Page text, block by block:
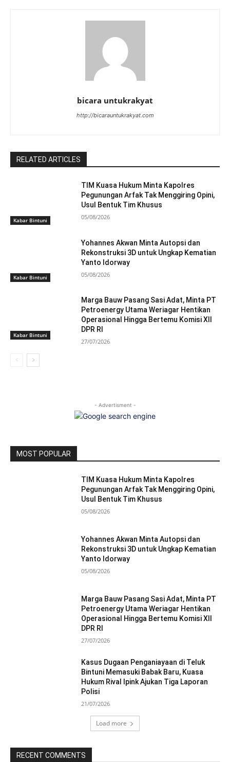
bicara untukrakyat
http://bicarauntukrakyat.com
RELATED ARTICLES
Kabar Bintuni
TIM Kuasa Hukum Minta Kapolres
Pegunungan Arfak Tak Menggiring Opini,
Usul Bentuk Tim Khusus
05/08/2026
Kabar Bintuni
Yohannes Akwan Minta Autopsi dan
Rekonstruksi 3D untuk Ungkap Kematian
Yanto Idorway
05/08/2026
Kabar Bintuni
Marga Bauw Pasang Sasi Adat, Minta PT
Petroenergy Utama Weriagar Hentikan
Operasional Hingga Bertemu Komisi XII
DPR RI
27/07/2026
- Advertisment -
MOST POPULAR
TIM Kuasa Hukum Minta Kapolres
Pegunungan Arfak Tak Menggiring Opini,
Usul Bentuk Tim Khusus
05/08/2026
Yohannes Akwan Minta Autopsi dan
Rekonstruksi 3D untuk Ungkap Kematian
Yanto Idorway
05/08/2026
Marga Bauw Pasang Sasi Adat, Minta PT
Petroenergy Utama Weriagar Hentikan
Operasional Hingga Bertemu Komisi XII
DPR RI
27/07/2026
Kasus Dugaan Penganiayaan di Teluk
Bintuni Memasuki Babak Baru, Kuasa
Hukum Rival Ipink Ajukan Tiga Laporan
Polisi
21/07/2026
Load more
RECENT COMMENTS